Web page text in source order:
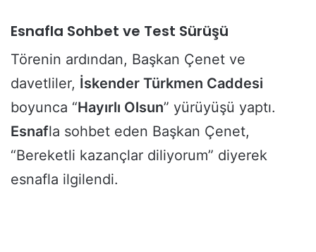
Esnafla Sohbet ve Test Sürüşü
Törenin ardından, Başkan Çenet ve
davetliler, İskender Türkmen Caddesi
boyunca “Hayırlı Olsun” yürüyüşü yaptı.
Esnafla sohbet eden Başkan Çenet,
“Bereketli kazançlar diliyorum” diyerek
esnafla ilgilendi.